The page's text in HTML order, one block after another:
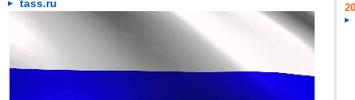
tass.ru